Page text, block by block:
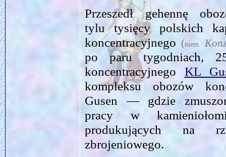
Przeszedł gehennę
tylu tysięcy polskich
koncentracyjnego (niem.
po paru tygodniach,
koncentracyjnego KL
kompleksu obozów
Gusen — gdzie
pracy w
produkujących na
zbrojeniowego.